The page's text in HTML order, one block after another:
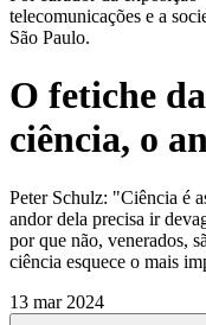
telecomunicações e a
São Paulo.
O fetiche
ciência, o
Peter Schulz: "Ciência é
andor dela precisa ir
por que não, venerados,
ciência esquece o mais
13 mar 2024